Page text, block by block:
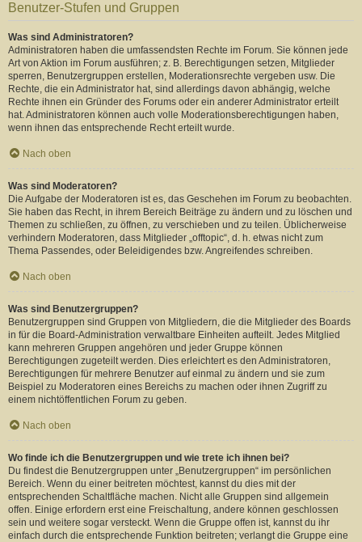
Benutzer-Stufen und Gruppen
Was sind Administratoren?
Administratoren haben die umfassendsten Rechte im Forum. Sie können jede
Art von Aktion im Forum ausführen; z. B. Berechtigungen setzen, Mitglieder
sperren, Benutzergruppen erstellen, Moderationsrechte vergeben usw. Die
Rechte, die ein Administrator hat, sind allerdings davon abhängig, welche
Rechte ihnen ein Gründer des Forums oder ein anderer Administrator erteilt
hat. Administratoren können auch volle Moderationsberechtigungen haben,
wenn ihnen das entsprechende Recht erteilt wurde.
Nach oben
Was sind Moderatoren?
Die Aufgabe der Moderatoren ist es, das Geschehen im Forum zu beobachten.
Sie haben das Recht, in ihrem Bereich Beiträge zu ändern und zu löschen und
Themen zu schließen, zu öffnen, zu verschieben und zu teilen. Üblicherweise
verhindern Moderatoren, dass Mitglieder „offtopic“, d. h. etwas nicht zum
Thema Passendes, oder Beleidigendes bzw. Angreifendes schreiben.
Nach oben
Was sind Benutzergruppen?
Benutzergruppen sind Gruppen von Mitgliedern, die die Mitglieder des Boards
in für die Board-Administration verwaltbare Einheiten aufteilt. Jedes Mitglied
kann mehreren Gruppen angehören und jeder Gruppe können
Berechtigungen zugeteilt werden. Dies erleichtert es den Administratoren,
Berechtigungen für mehrere Benutzer auf einmal zu ändern und sie zum
Beispiel zu Moderatoren eines Bereichs zu machen oder ihnen Zugriff zu
einem nichtöffentlichen Forum zu geben.
Nach oben
Wo finde ich die Benutzergruppen und wie trete ich ihnen bei?
Du findest die Benutzergruppen unter „Benutzergruppen“ im persönlichen
Bereich. Wenn du einer beitreten möchtest, kannst du dies mit der
entsprechenden Schaltfläche machen. Nicht alle Gruppen sind allgemein
offen. Einige erfordern erst eine Freischaltung, andere können geschlossen
sein und weitere sogar versteckt. Wenn die Gruppe offen ist, kannst du ihr
einfach durch die entsprechende Funktion beitreten; verlangt die Gruppe eine